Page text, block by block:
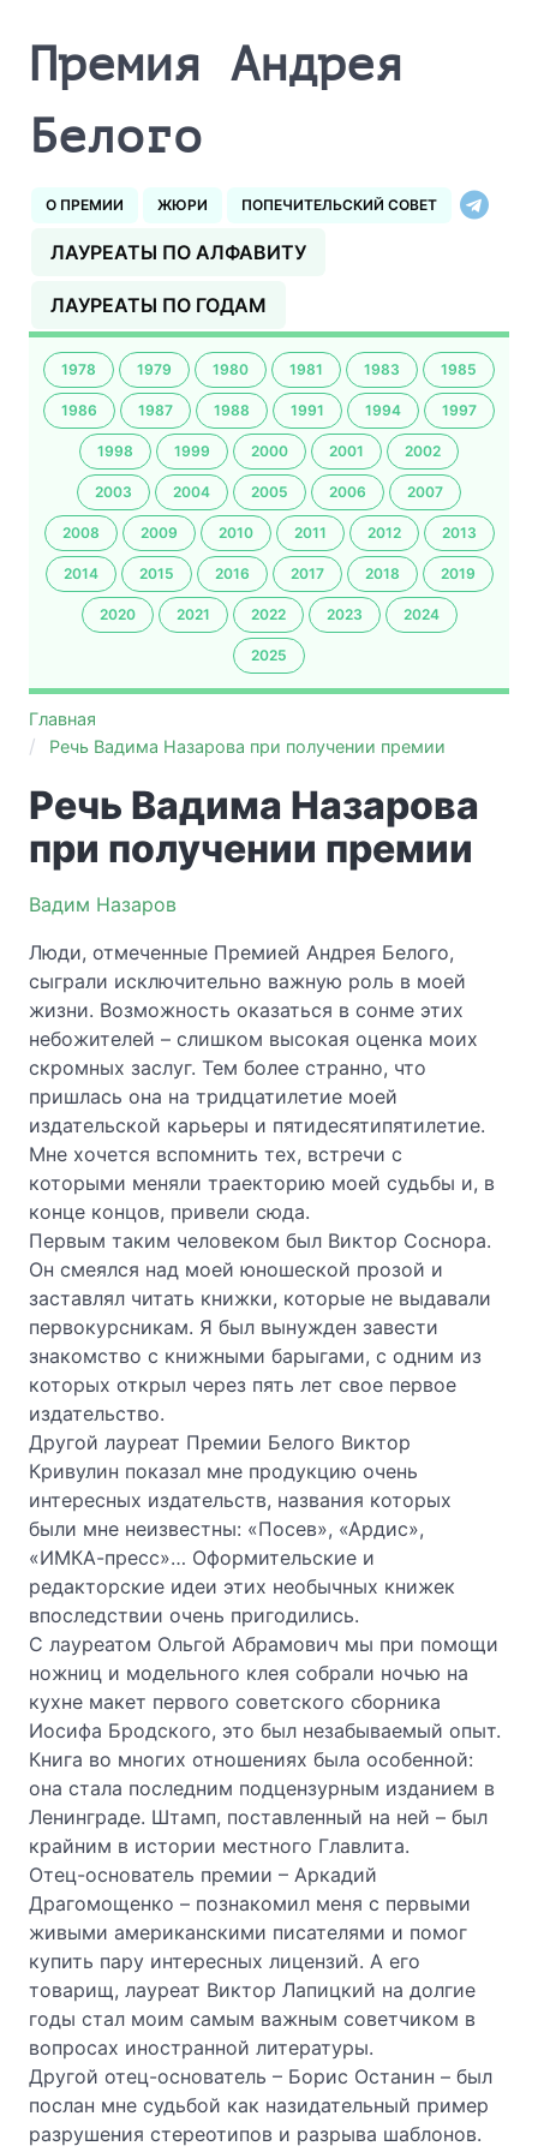
Премия Андрея
Белого
О ПРЕМИИ ЖЮРИ ПОПЕЧИТЕЛЬСКИЙ СОВЕТ
ЛАУРЕАТЫ ПО АЛФАВИТУ
ЛАУРЕАТЫ ПО ГОДАМ
1978 1979 1980 1981 1983 1985
1986 1987 1988 1991 1994 1997
1998 1999 2000 2001 2002
2003 2004 2005 2006 2007
2008 2009 2010 2011 2012 2013
2014 2015 2016 2017 2018 2019
2020 2021 2022 2023 2024
2025
Главная
Речь Вадима Назарова при получении премии
Речь Вадима Назарова
при получении премии
Вадим Назаров
Люди, отмеченные Премией Андрея Белого,
сыграли исключительно важную роль в моей
жизни. Возможность оказаться в сонме этих
небожителей – слишком высокая оценка моих
скромных заслуг. Тем более странно, что
пришлась она на тридцатилетие моей
издательской карьеры и пятидесятипятилетие.
Мне хочется вспомнить тех, встречи с
которыми меняли траекторию моей судьбы и, в
конце концов, привели сюда.
Первым таким человеком был Виктор Соснора.
Он смеялся над моей юношеской прозой и
заставлял читать книжки, которые не выдавали
первокурсникам. Я был вынужден завести
знакомство с книжными барыгами, с одним из
которых открыл через пять лет свое первое
издательство.
Другой лауреат Премии Белого Виктор
Кривулин показал мне продукцию очень
интересных издательств, названия которых
были мне неизвестны: «Посев», «Ардис»,
«ИМКА-пресс»… Оформительские и
редакторские идеи этих необычных книжек
впоследствии очень пригодились.
С лауреатом Ольгой Абрамович мы при помощи
ножниц и модельного клея собрали ночью на
кухне макет первого советского сборника
Иосифа Бродского, это был незабываемый опыт.
Книга во многих отношениях была особенной:
она стала последним подцензурным изданием в
Ленинграде. Штамп, поставленный на ней – был
крайним в истории местного Главлита.
Отец-основатель премии – Аркадий
Драгомощенко – познакомил меня с первыми
живыми американскими писателями и помог
купить пару интересных лицензий. А его
товарищ, лауреат Виктор Лапицкий на долгие
годы стал моим самым важным советчиком в
вопросах иностранной литературы.
Другой отец-основатель – Борис Останин – был
послан мне судьбой как назидательный пример
разрушения стереотипов и разрыва шаблонов.